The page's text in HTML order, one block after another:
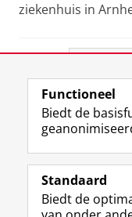
ziekenhuis in
View this page in:
Volg
Studiekiezers
Functioneel
Biedt de
Standaard
Biedt de